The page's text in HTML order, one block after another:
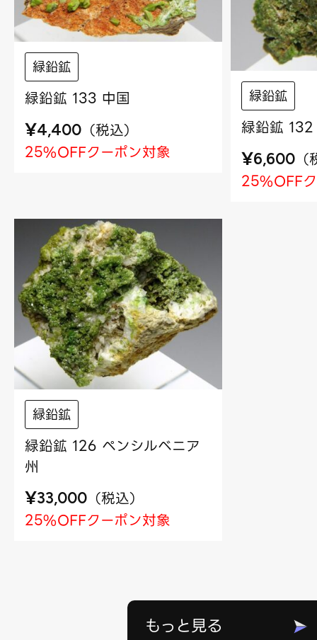
緑鉛鉱
緑鉛鉱 133 中国
¥4,400 （税込）
25%OFFクーポン対象
緑鉛鉱
緑鉛鉱
¥6,600 （
25%OFF
緑鉛鉱
緑鉛鉱 126 ペンシルベニア
州
¥33,000 （税込）
25%OFFクーポン対象
もっと見る